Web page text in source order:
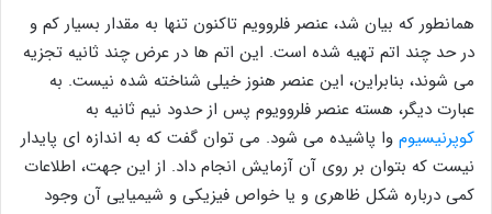
همانطور که بیان شد، عنصر فلروویم تاکنون تنها به مقدار بسیار کم و
در حد چند اتم تهیه شده است. این اتم ها در عرض چند ثانیه تجزیه
می شوند، بنابراین، این عنصر هنوز خیلی شناخته شده نیست. به
عبارت دیگر، هسته عنصر فلروویوم پس از حدود نیم ثانیه به
کوپرنیسیوم وا پاشیده می شود. می توان گفت که به اندازه ای پایدار
نیست که بتوان بر روی آن آزمایش انجام داد. از این جهت، اطلاعات
کمی درباره شكل ظاهری و یا خواص فیزیکی و شیمیایی آن وجود